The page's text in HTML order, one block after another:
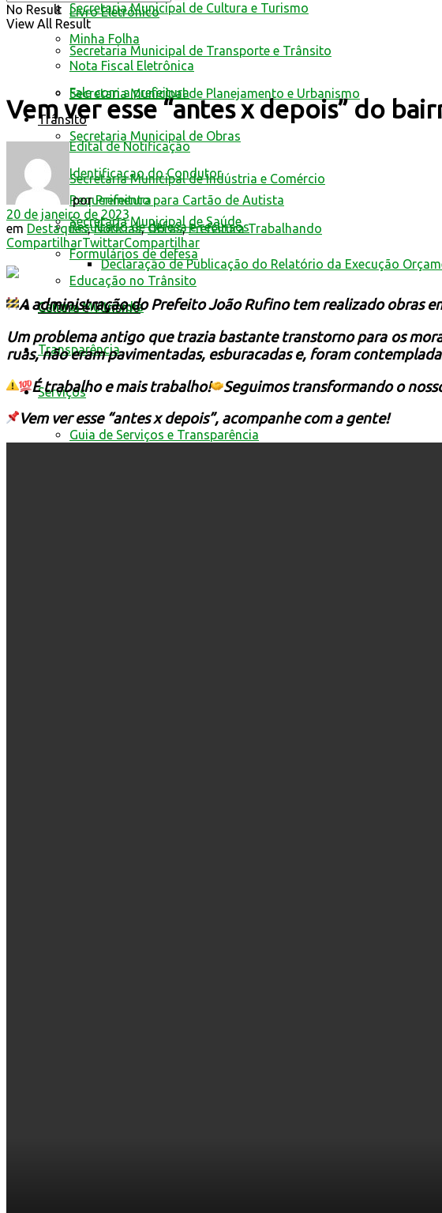
Livro Eletrônico
Minha Folha
Nota Fiscal Eletrônica
Fale com a prefeitura
Trânsito
Edital de Notificação
Identificacao do Condutor
Requerimento para Cartão de Autista
Resultado de defesa e recursos
Formulários de defesa
Educação no Trânsito
Cultura e Turismo
Secretaria Municipal de Cultura e Turismo
Secretaria Municipal de Transporte e Trânsito
Secretaria Municipal de Planejamento e Urbanismo
Secretaria Municipal de Obras
Secretaria Municipal de Indústria e Comércio
Secretaria Municipal de Saúde
Declaração de Publicação do Relatório da Execução
Central Multimídia
Transparência
Serviços
Guia de Serviços e Transparência
No Result
View All Result
Vem ver esse “antes x depois” do
por Prefeitura
20 de janeiro de 2023
em Destaques,Notícias,Obras,Prefeitura Trabalhando
CompartilharTwittarCompartilhar
A administração do Prefeito João Rufino tem realizado obras
Um problema antigo que trazia bastante transtorno para os
ruas, não eram pavimentadas, esburacadas e, foram
É trabalho e mais trabalho!
Seguimos transformando o
Vem ver esse “antes x depois”, acompanhe com a gente!